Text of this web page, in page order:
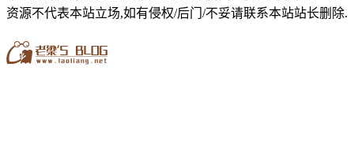
资源不代表本站立场,如有侵权/后门/不妥请联系本站站长删除.